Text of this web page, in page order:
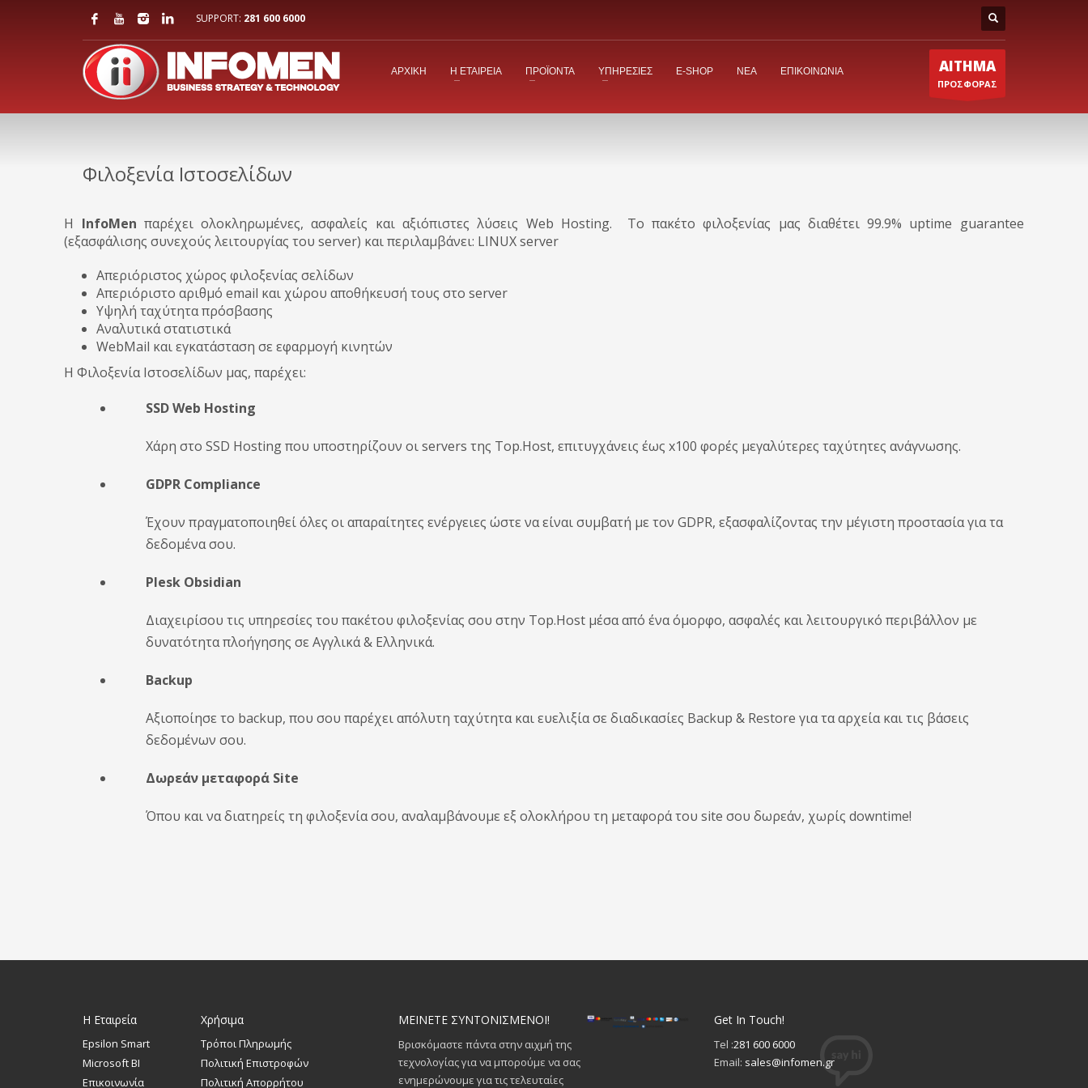
SUPPORT: 281 600 6000
ΑΡΧΙΚΗ Η ΕΤΑΙΡΕΙΑ ΠΡΟΪΟΝΤΑ ΥΠΗΡΕΣΙΕΣ E-SHOP ΝΕΑ ΕΠΙΚΟΙΝΩΝΙΑ ΑΙΤΗΜΑ
ΠΡΟΣΦΟΡΑΣ
Φιλοξενία Ιστοσελίδων
H InfoMen παρέχει ολοκληρωμένες, ασφαλείς και αξιόπιστες λύσεις Web Hosting. To πακέτο φιλοξενίας μας διαθέτει 99.9% uptime guarantee
(εξασφάλισης συνεχούς λειτουργίας του server) και περιλαμβάνει: LINUX server
Απεριόριστος χώρος φιλοξενίας σελίδων
Απεριόριστο αριθμό email και χώρου αποθήκευσή τους στο server
Υψηλή ταχύτητα πρόσβασης
Αναλυτικά στατιστικά
WebMail και εγκατάσταση σε εφαρμογή κινητών
Η Φιλοξενία Ιστοσελίδων μας, παρέχει:
SSD Web Hosting
Χάρη στο SSD Hosting που υποστηρίζουν οι servers της Top.Host, επιτυγχάνεις έως x100 φορές μεγαλύτερες ταχύτητες ανάγνωσης.
GDPR Compliance
Έχουν πραγματοποιηθεί όλες οι απαραίτητες ενέργειες ώστε να είναι συμβατή με τον GDPR, εξασφαλίζοντας την μέγιστη προστασία για τα
δεδομένα σου.
Plesk Obsidian
Διαχειρίσου τις υπηρεσίες του πακέτου φιλοξενίας σου στην Top.Host μέσα από ένα όμορφο, ασφαλές και λειτουργικό περιβάλλον με
δυνατότητα πλοήγησης σε Αγγλικά & Ελληνικά.
Backup
Αξιοποίησε το backup, που σου παρέχει απόλυτη ταχύτητα και ευελιξία σε διαδικασίες Backup & Restore για τα αρχεία και τις βάσεις
δεδομένων σου.
Δωρεάν μεταφορά Site
Όπου και να διατηρείς τη φιλοξενία σου, αναλαμβάνουμε εξ ολοκλήρου τη μεταφορά του site σου δωρεάν, χωρίς downtime!
Η Εταιρεία
Epsilon Smart
Microsoft BI
Επικοινωνία
Χρήσιμα
Τρόποι Πληρωμής
Πολιτική Επιστροφών
Πολιτική Απορρήτου
ΜΕΙΝΕΤΕ ΣΥΝΤΟΝΙΣΜΕΝΟΙ!
Βρισκόμαστε πάντα στην αιχμή της
τεχνολογίας για να μπορούμε να σας
ενημερώνουμε για τις τελευταίες
Get In Touch!
Tel :281 600 6000
Email: sales@infomen.gr